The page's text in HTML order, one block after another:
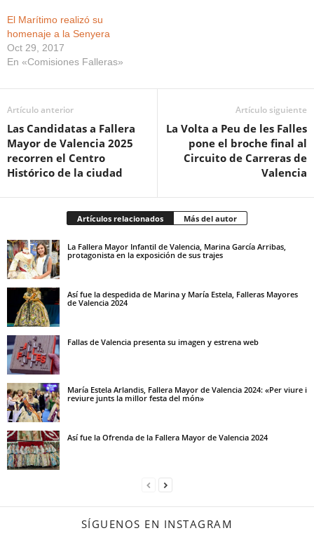
El Marítimo realizó su
homenaje a la Senyera
Oct 29, 2017
En «Comisiones Falleras»
Artículo anterior
Las Candidatas a Fallera
Mayor de Valencia 2025
recorren el Centro
Histórico de la ciudad
Artículo siguiente
La Volta a Peu de les Falles
pone el broche final al
Circuito de Carreras de
Valencia
Artículos relacionados Más del autor
La Fallera Mayor Infantil de Valencia, Marina García Arribas,
protagonista en la exposición de sus trajes
Así fue la despedida de Marina y María Estela, Falleras Mayores
de Valencia 2024
Fallas de Valencia presenta su imagen y estrena web
María Estela Arlandis, Fallera Mayor de Valencia 2024: «Per viure i
reviure junts la millor festa del món»
Así fue la Ofrenda de la Fallera Mayor de Valencia 2024
SÍGUENOS EN INSTAGRAM